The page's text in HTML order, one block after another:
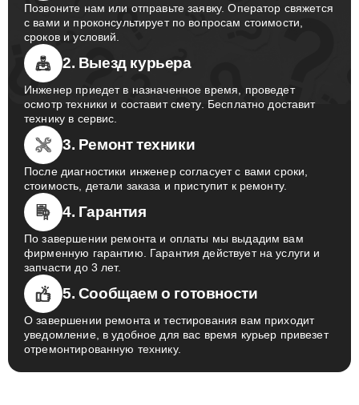
Позвоните нам или отправьте заявку. Оператор свяжется
с вами и проконсультирует по вопросам стоимости,
сроков и условий.
2. Выезд курьера
Инженер приедет в назначенное время, проведет
осмотр техники и составит смету. Бесплатно доставит
технику в сервис.
3. Ремонт техники
После диагностики инженер согласует с вами сроки,
стоимость, детали заказа и приступит к ремонту.
4. Гарантия
По завершении ремонта и оплаты мы выдадим вам
фирменную гарантию. Гарантия действует на услуги и
запчасти до 3 лет.
5. Сообщаем о готовности
О завершении ремонта и тестирования вам приходит
уведомление, в удобное для вас время курьер привезет
отремонтированную технику.